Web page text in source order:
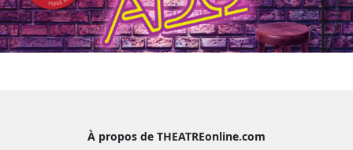
À propos de THEATREonline.com